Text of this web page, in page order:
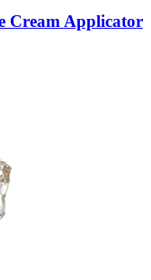
Cream Applicator